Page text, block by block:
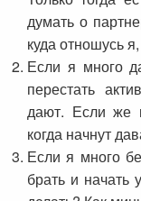
думать о
куда отношусь
Если я много
перестать
дают. Если же
когда начнут
Если я много
брать и начать